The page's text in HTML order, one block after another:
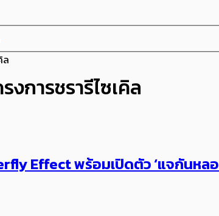
ล
งการชรารีไซเคิล
Effect ​พร้อมเปิดตัว ‘แจกันหล